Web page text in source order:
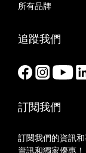
所有品牌
追蹤我們
訂閱我們
訂閱我們的資訊
資訊和獨家優惠！